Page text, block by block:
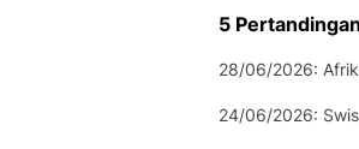
5
28/06/2026:
24/06/2026: